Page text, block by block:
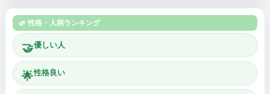
🌿 性格・人柄ランキング
🤝優しい人
🌟性格良い